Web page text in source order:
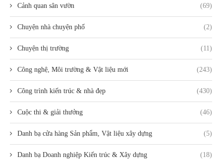
Cảnh quan sân vườn (69)
Chuyện nhà chuyện phố (2)
Chuyện thị trường (11)
Công nghệ, Môi trường & Vật liệu mới (243)
Công trình kiến trúc & nhà đẹp (430)
Cuộc thi & giải thưởng (46)
Danh bạ cửa hàng Sản phẩm, Vật liệu xây dựng (5)
Danh bạ Doanh nghiệp Kiến trúc & Xây dựng (18)